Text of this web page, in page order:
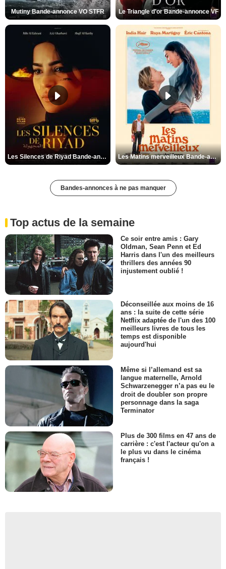
Mutiny Bande-annonce VO STFR Le Triangle d'or Bande-annonce VF
Les Silences de Riyad Bande-annonce VO STFR Les Matins merveilleux Bande-annonce VF
Bandes-annonces à ne pas manquer
Top actus de la semaine
Ce soir entre amis : Gary
Oldman, Sean Penn et Ed
Harris dans l'un des meilleurs
thrillers des années 90
injustement oublié !
Déconseillée aux moins de 16
ans : la suite de cette série
Netflix adaptée de l'un des 100
meilleurs livres de tous les
temps est disponible
aujourd'hui
Même si l’allemand est sa
langue maternelle, Arnold
Schwarzenegger n’a pas eu le
droit de doubler son propre
personnage dans la saga
Terminator
Plus de 300 films en 47 ans de
carrière : c'est l'acteur qu'on a
le plus vu dans le cinéma
français !